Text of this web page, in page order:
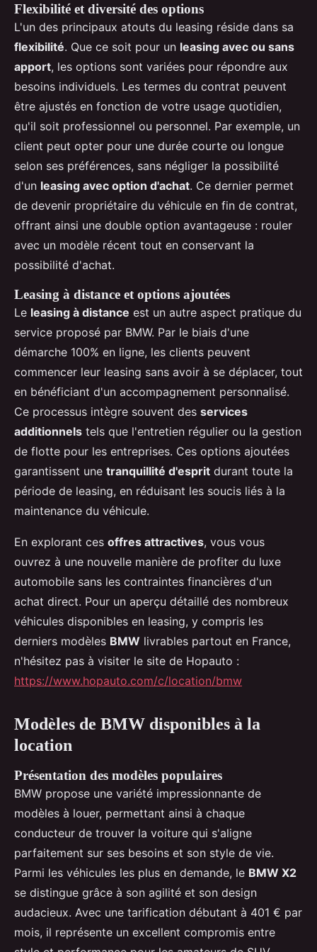
Flexibilité et diversité des options
L'un des principaux atouts du leasing réside dans sa
flexibilité. Que ce soit pour un leasing avec ou sans
apport, les options sont variées pour répondre aux
besoins individuels. Les termes du contrat peuvent
être ajustés en fonction de votre usage quotidien,
qu'il soit professionnel ou personnel. Par exemple, un
client peut opter pour une durée courte ou longue
selon ses préférences, sans négliger la possibilité
d'un leasing avec option d'achat. Ce dernier permet
de devenir propriétaire du véhicule en fin de contrat,
offrant ainsi une double option avantageuse : rouler
avec un modèle récent tout en conservant la
possibilité d'achat.
Leasing à distance et options ajoutées
Le leasing à distance est un autre aspect pratique du
service proposé par BMW. Par le biais d'une
démarche 100% en ligne, les clients peuvent
commencer leur leasing sans avoir à se déplacer, tout
en bénéficiant d'un accompagnement personnalisé.
Ce processus intègre souvent des services
additionnels tels que l'entretien régulier ou la gestion
de flotte pour les entreprises. Ces options ajoutées
garantissent une tranquillité d'esprit durant toute la
période de leasing, en réduisant les soucis liés à la
maintenance du véhicule.
En explorant ces offres attractives, vous vous
ouvrez à une nouvelle manière de profiter du luxe
automobile sans les contraintes financières d'un
achat direct. Pour un aperçu détaillé des nombreux
véhicules disponibles en leasing, y compris les
derniers modèles BMW livrables partout en France,
n'hésitez pas à visiter le site de Hopauto :
https://www.hopauto.com/c/location/bmw
Modèles de BMW disponibles à la
location
Présentation des modèles populaires
BMW propose une variété impressionnante de
modèles à louer, permettant ainsi à chaque
conducteur de trouver la voiture qui s'aligne
parfaitement sur ses besoins et son style de vie.
Parmi les véhicules les plus en demande, le BMW X2
se distingue grâce à son agilité et son design
audacieux. Avec une tarification débutant à 401 € par
mois, il représente un excellent compromis entre